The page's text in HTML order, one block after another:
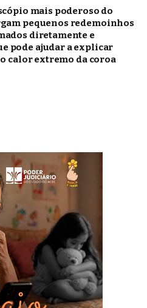
mais poderoso do
pequenos redemoinhos
diretamente e
pode ajudar a explicar
calor extremo da coroa